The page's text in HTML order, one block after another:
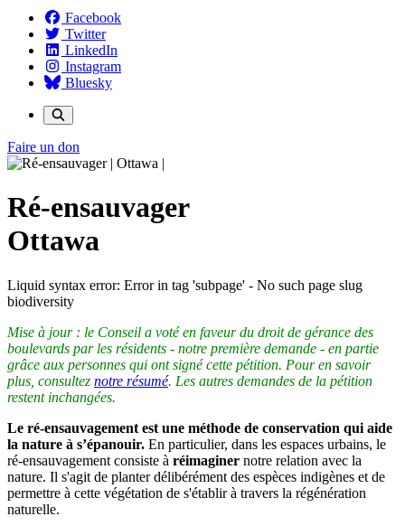
Facebook
Twitter
LinkedIn
Instagram
Bluesky
Faire un don
Ré-ensauvager
Ottawa
Liquid syntax error: Error in tag 'subpage' - No such page slug
biodiversity
Mise à jour : le Conseil a voté en faveur du droit de gérance des
boulevards par les résidents - notre première demande - en partie
grâce aux personnes qui ont signé cette pétition. Pour en savoir
plus, consultez notre résumé. Les autres demandes de la pétition
restent inchangées.
Le ré-ensauvagement est une méthode de conservation qui aide
la nature à s’épanouir. En particulier, dans les espaces urbains, le
ré-ensauvagement consiste à réimaginer notre relation avec la
nature. Il s'agit de planter délibérément des espèces indigènes et de
permettre à cette végétation de s'établir à travers la régénération
naturelle.